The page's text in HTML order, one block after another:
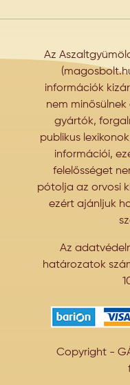
Az
információk
nem
gyártók,
publikus
információi,
felelősséget
pótolja az orvosi
ezért ajánljuk
Az
határozatok
Copyright -